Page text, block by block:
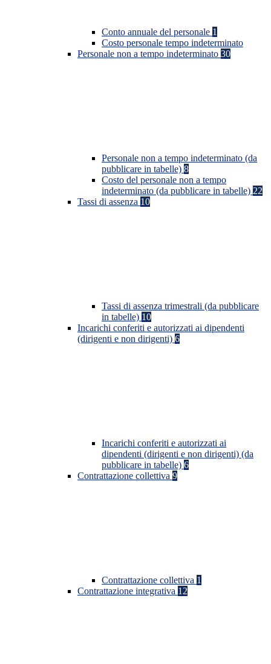
Conto annuale del personale 1
Costo personale tempo indeterminato
Personale non a tempo indeterminato 30
Personale non a tempo indeterminato (da
pubblicare in tabelle) 8
Costo del personale non a tempo
indeterminato (da pubblicare in tabelle) 22
Tassi di assenza 10
Tassi di assenza trimestrali (da pubblicare
in tabelle) 10
Incarichi conferiti e autorizzati ai dipendenti
(dirigenti e non dirigenti) 6
Incarichi conferiti e autorizzati ai
dipendenti (dirigenti e non dirigenti) (da
pubblicare in tabelle) 6
Contrattazione collettiva 9
Contrattazione collettiva 1
Contrattazione integrativa 12